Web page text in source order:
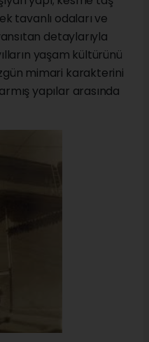
tavanlı odaları ve
detaylarıyla
yaşam kültürünü
mimari karakterini
yapılar arasında